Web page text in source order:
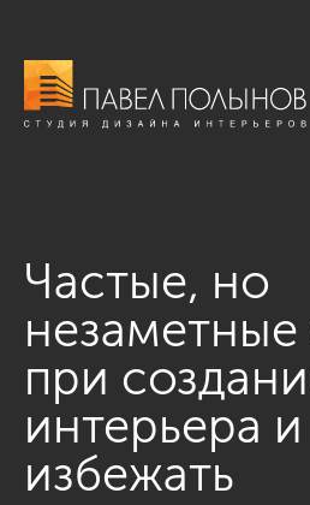
Частые, но
при
интерьера
избежать